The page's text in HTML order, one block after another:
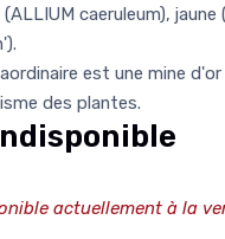
caeruleum), jaune
est une mine
des plantes.
actuellement à la